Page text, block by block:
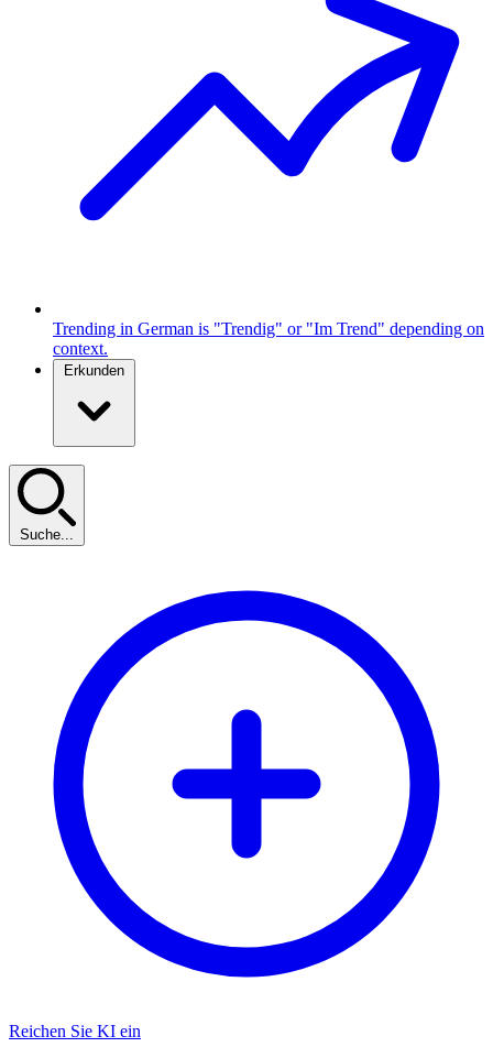
Trending in German is "Trendig" or "Im Trend" depending on
context.
Erkunden
Suche...
Reichen Sie KI ein